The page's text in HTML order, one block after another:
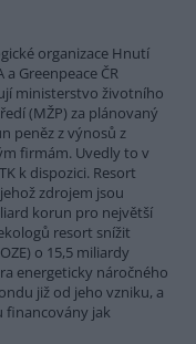
organizace Hnutí
a Greenpeace ČR
ministerstvo životního
(MŽP) za plánovaný
peněz z výnosů z
firmám. Uvedly to v
k dispozici. Resort
zdrojem jsou
korun pro největší
resort snížit
o 15,5 miliardy
energeticky náročného
již od jeho vzniku, a
financovány jak